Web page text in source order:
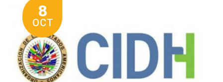
8
OCT